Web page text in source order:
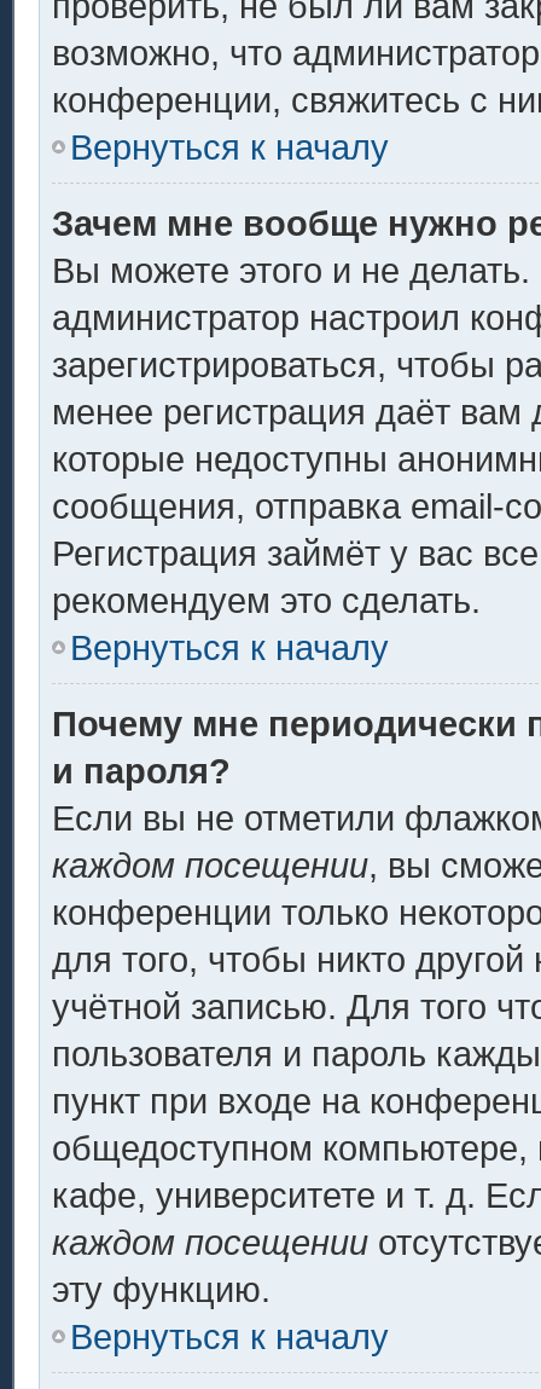
возможно, что
конференции, свяжитесь с
Вернуться к началу
Зачем мне вообще нужно
Вы можете этого и не делать.
администратор настроил
зарегистрироваться, чтобы
менее регистрация даёт
которые недоступны
сообщения, отправка email-
Регистрация займёт у вас
рекомендуем это сделать.
Вернуться к началу
Почему мне периодически
и пароля?
Если вы не отметили
каждом посещении, вы
конференции только
для того, чтобы никто
учётной записью. Для того
пользователя и пароль
пункт при входе на
общедоступном компьютере,
кафе, университете и т. д.
каждом посещении
эту функцию.
Вернуться к началу